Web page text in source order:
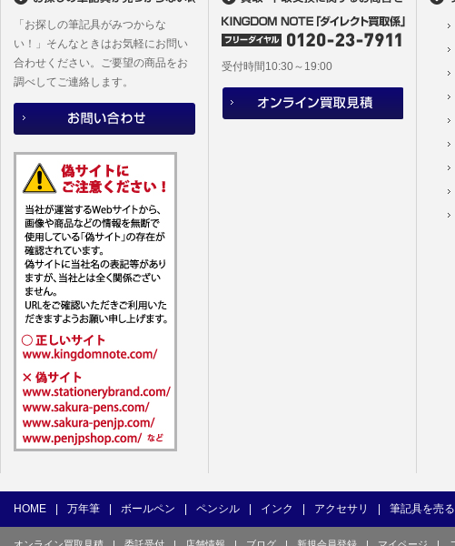
※個人情報の開示請
(2)当社の個人情報に
フォームにて入力さ
本サイトからのメー
本サイト会員のお客様
※設定変更前にログイ
メールマガジン会員
1) ユーザーは本サイ
(1) 他のユーザー、
(2) 他のユーザー、
(3) 上記の他、他の
「お探しの筆記具がみつからな
い！」そんなときはお気軽にお問い
合わせください。ご要望の商品をお
調べしてご連絡します。
受付時間10:30～19:00
HOME 万年筆 ボールペン ペンシル インク アクセサリ 筆記具を売る